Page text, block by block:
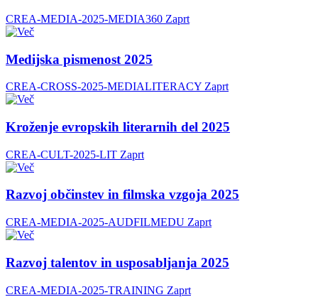
CREA-MEDIA-2025-MEDIA360 Zaprt
Medijska pismenost 2025
CREA-CROSS-2025-MEDIALITERACY Zaprt
Kroženje evropskih literarnih del 2025
CREA-CULT-2025-LIT Zaprt
Razvoj občinstev in filmska vzgoja 2025
CREA-MEDIA-2025-AUDFILMEDU Zaprt
Razvoj talentov in usposabljanja 2025
CREA-MEDIA-2025-TRAINING Zaprt